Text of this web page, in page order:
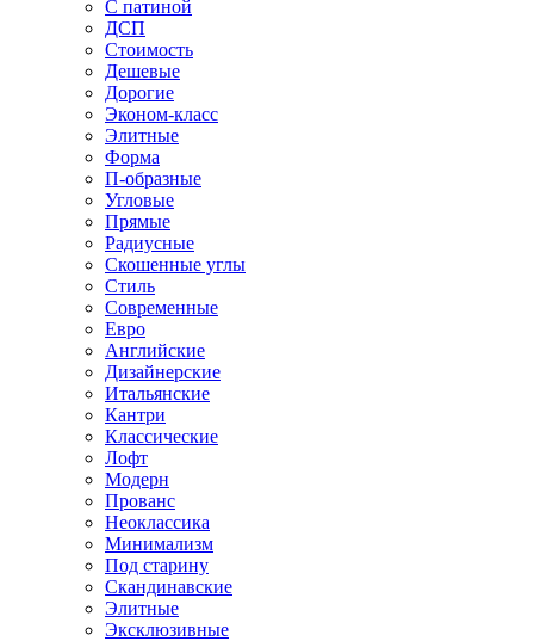
С патиной
ДСП
Стоимость
Дешевые
Дорогие
Эконом-класс
Элитные
Форма
П-образные
Угловые
Прямые
Радиусные
Скошенные углы
Стиль
Современные
Евро
Английские
Дизайнерские
Итальянские
Кантри
Классические
Лофт
Модерн
Прованс
Неоклассика
Минимализм
Под старину
Скандинавские
Элитные
Эксклюзивные